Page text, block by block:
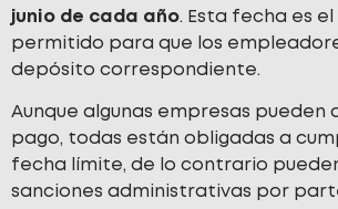
junio de cada año. Esta fecha es el
permitido para que los
depósito correspondiente.
Aunque algunas empresas pueden
pago, todas están obligadas a
fecha límite, de lo contrario
sanciones administrativas por